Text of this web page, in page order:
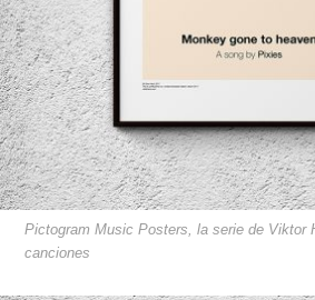
Pictogram Music Posters, la serie de Viktor
canciones